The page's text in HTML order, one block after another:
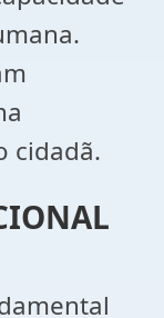
cidadã.